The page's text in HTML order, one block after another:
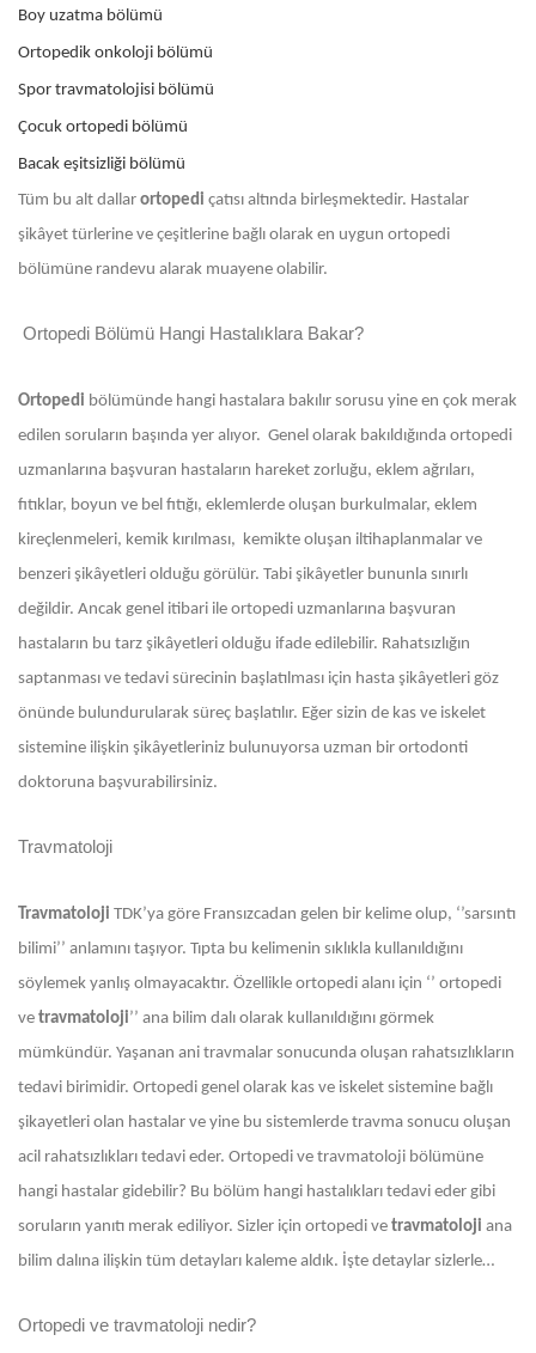
Boy uzatma bölümü
Ortopedik onkoloji bölümü
Spor travmatolojisi bölümü
Çocuk ortopedi bölümü
Bacak eşitsizliği bölümü
Tüm bu alt dallar ortopedi çatısı altında birleşmektedir. Hastalar
şikâyet türlerine ve çeşitlerine bağlı olarak en uygun ortopedi
bölümüne randevu alarak muayene olabilir.
Ortopedi Bölümü Hangi Hastalıklara Bakar?
Ortopedi bölümünde hangi hastalara bakılır sorusu yine en çok merak
edilen soruların başında yer alıyor. Genel olarak bakıldığında ortopedi
uzmanlarına başvuran hastaların hareket zorluğu, eklem ağrıları,
fıtıklar, boyun ve bel fıtığı, eklemlerde oluşan burkulmalar, eklem
kireçlenmeleri, kemik kırılması, kemikte oluşan iltihaplanmalar ve
benzeri şikâyetleri olduğu görülür. Tabi şikâyetler bununla sınırlı
değildir. Ancak genel itibari ile ortopedi uzmanlarına başvuran
hastaların bu tarz şikâyetleri olduğu ifade edilebilir. Rahatsızlığın
saptanması ve tedavi sürecinin başlatılması için hasta şikâyetleri göz
önünde bulundurularak süreç başlatılır. Eğer sizin de kas ve iskelet
sistemine ilişkin şikâyetleriniz bulunuyorsa uzman bir ortodonti
doktoruna başvurabilirsiniz.
Travmatoloji
Travmatoloji TDK’ya göre Fransızcadan gelen bir kelime olup, ‘’sarsıntı
bilimi’’ anlamını taşıyor. Tıpta bu kelimenin sıklıkla kullanıldığını
söylemek yanlış olmayacaktır. Özellikle ortopedi alanı için ‘’ ortopedi
ve travmatoloji’’ ana bilim dalı olarak kullanıldığını görmek
mümkündür. Yaşanan ani travmalar sonucunda oluşan rahatsızlıkların
tedavi birimidir. Ortopedi genel olarak kas ve iskelet sistemine bağlı
şikayetleri olan hastalar ve yine bu sistemlerde travma sonucu oluşan
acil rahatsızlıkları tedavi eder. Ortopedi ve travmatoloji bölümüne
hangi hastalar gidebilir? Bu bölüm hangi hastalıkları tedavi eder gibi
soruların yanıtı merak ediliyor. Sizler için ortopedi ve travmatoloji ana
bilim dalına ilişkin tüm detayları kaleme aldık. İşte detaylar sizlerle…
Ortopedi ve travmatoloji nedir?